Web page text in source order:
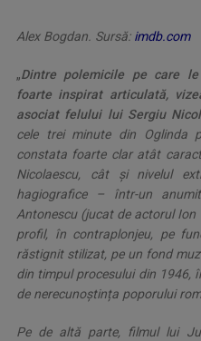
Alex Bogdan. Sursă: imdb.com
„Dintre polemicile pe care
foarte inspirat articulată,
asociat felului lui Sergiu
cele trei minute din Oglinda
constata foarte clar atât
Nicolaescu, cât și nivelul
hagiografice – într-un
Antonescu (jucat de actorul
profil, în contraplonjeu, pe
răstignit stilizat, pe un fond
din timpul procesului din 1946,
de nerecunoștința poporului
Pe de altă parte, filmul lui